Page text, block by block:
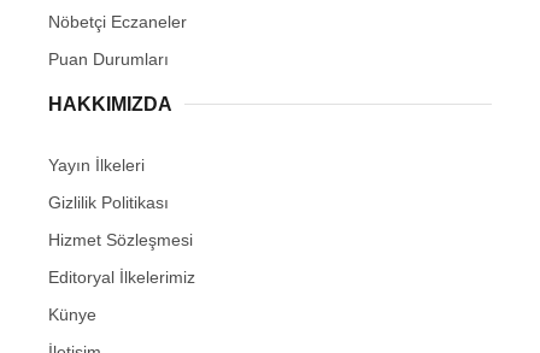
Nöbetçi Eczaneler
Puan Durumları
HAKKIMIZDA
Yayın İlkeleri
Gizlilik Politikası
Hizmet Sözleşmesi
Editoryal İlkelerimiz
Künye